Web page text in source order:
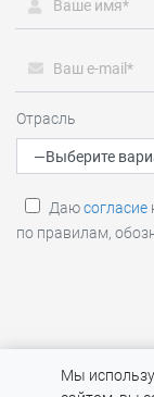
Заказать
Для уточнения
нам:
Мы
Отрасль
Даюсогласие
по правилам,
RTM Group (RTM